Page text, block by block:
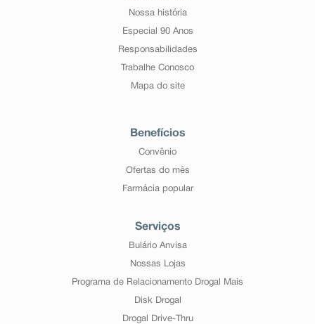
Nossa história
Especial 90 Anos
Responsabilidades
Trabalhe Conosco
Mapa do site
Benefícios
Convênio
Ofertas do mês
Farmácia popular
Serviços
Bulário Anvisa
Nossas Lojas
Programa de Relacionamento Drogal Mais
Disk Drogal
Drogal Drive-Thru